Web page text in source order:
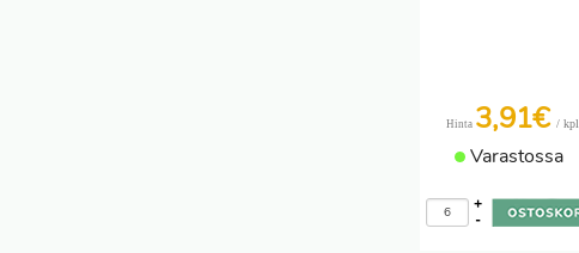
Hinta 3,91€ / kpl
Varastossa
-
+